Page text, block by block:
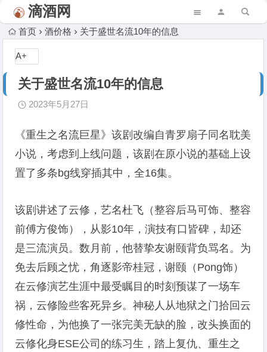
滴酒网
首页 酒价格 关于盛世名流10年的信息
关于盛世名流10年的信息
2023年5月27日
《重生之名流巨星》该剧改编自青罗扇子同名耽美
小说，考虑到上线问题，该剧在原小说的基础上设
置了多条bg线穿插其中，全16集。
该剧讲述了云修，艺名杜飞（整容后马可饰、整容
前傅方俊饰），从影10年，演技有口皆碑，却还
是三流演员。数月前，他替挚友谢颐背负骂名。为
免去后顾之忧，角逐影帝桂冠，谢颐（Pong饰）
在云修演艺生涯中最受瞩目的时刻预谋了一场车
祸，云修险些客死异乡。神秘人从地狱之门拾回云
修性命，为他换了一张完美无缺的脸，改头换面的
云修化身ESE公司的练习生，踏上复仇、重生之
A+